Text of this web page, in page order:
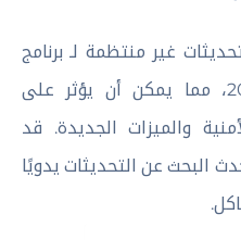
غير منتظمة لـ برنامج
PDF Candy للكمبيوتر 2025، مما يمكن أن يؤثر على
والميزات الجديدة. قد
البحث عن التحديثات يدويًا